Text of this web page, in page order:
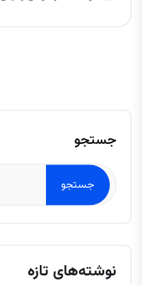
جستجو
جستجو
نوشته‌های تازه